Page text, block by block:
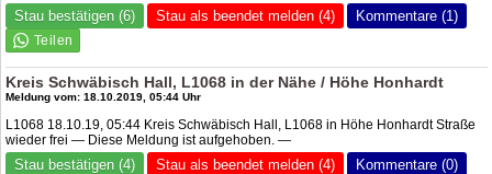
Stau bestätigen (6) Stau als beendet melden (4) Kommentare (1)
Kreis Schwäbisch Hall, L1068 in der Nähe / Höhe Honhardt
Meldung vom: 18.10.2019, 05:44 Uhr
L1068 18.10.19, 05:44 Kreis Schwäbisch Hall, L1068 in Höhe Honhardt Straße
wieder frei — Diese Meldung ist aufgehoben. —
Stau bestätigen (4) Stau als beendet melden (4) Kommentare (0)